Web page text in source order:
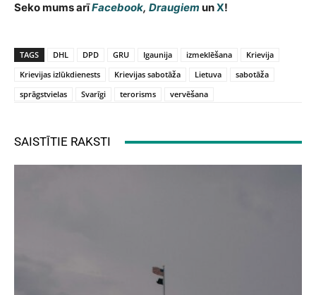
Seko mums arīFacebook, Draugiem unX!
TAGS DHL DPD GRU Igaunija izmeklēšana
Krievija
Krievijas izlūkdienests
Krievijas sabotāža Lietuva
sabotāža
sprāgstvielas
Svarīgi terorisms vervēšana
SAISTĪTIE RAKSTI